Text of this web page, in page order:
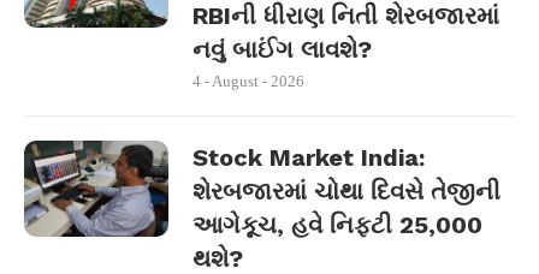
RBIની ધીરાણ નિતી શેરબજારમાં
નવું બાઈંગ લાવશે?
4 - August - 2026
Stock Market India:
શેરબજારમાં ચોથા દિવસે તેજીની
આગેકૂચ, હવે નિફ્ટી 25,000
થશે?